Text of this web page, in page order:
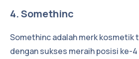
4. Somethinc
Somethinc adalah merk kosmetik
dengan sukses meraih posisi ke-